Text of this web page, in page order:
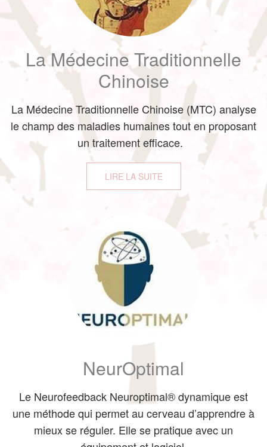
La Médecine Traditionnelle
Chinoise
La Médecine Traditionnelle Chinoise (MTC) analyse
le champ des maladies humaines tout en proposant
un traitement efficace.
LIRE LA SUITE
NeurOptimal
Le Neurofeedback Neuroptimal® dynamique est
une méthode qui permet au cerveau d’apprendre à
mieux se réguler. Elle se pratique avec un